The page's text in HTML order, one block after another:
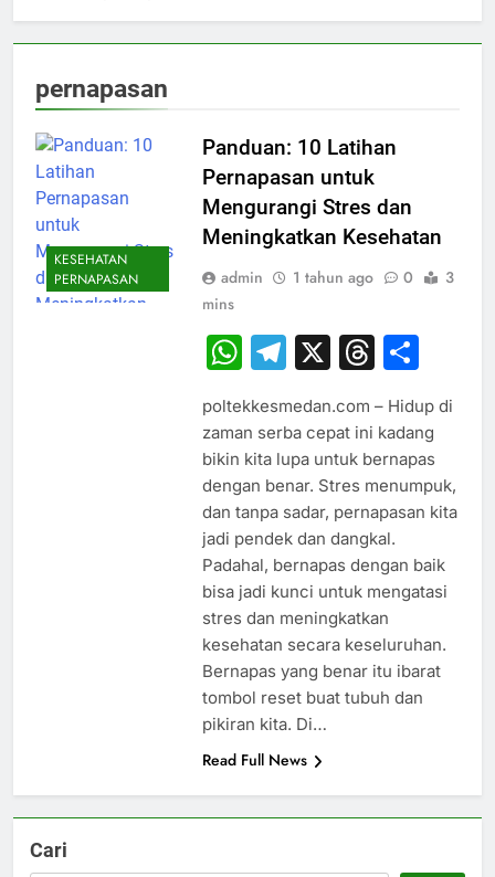
pernapasan
KESEHATAN
PERNAPASAN
Panduan: 10 Latihan
Pernapasan untuk
Mengurangi Stres dan
Meningkatkan Kesehatan
admin 1 tahun ago 0
3
mins
WhatsApp
Telegram
X
poltekkesmedan.com – Hidup di
zaman serba cepat ini kadang
bikin kita lupa untuk bernapas
dengan benar. Stres menumpuk,
dan tanpa sadar, pernapasan kita
jadi pendek dan dangkal.
Padahal, bernapas dengan baik
bisa jadi kunci untuk mengatasi
stres dan meningkatkan
kesehatan secara keseluruhan.
Bernapas yang benar itu ibarat
tombol reset buat tubuh dan
pikiran kita. Di…
Read Full News
Cari